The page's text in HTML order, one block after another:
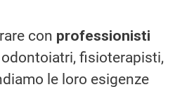
con professionisti
fisioterapisti,
le loro esigenze